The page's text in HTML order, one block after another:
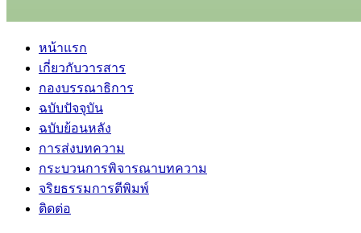
หน้าแรก
เกี่ยวกับวารสาร
กองบรรณาธิการ
ฉบับปัจจุบัน
ฉบับย้อนหลัง
การส่งบทความ
กระบวนการพิจารณาบทความ
จริยธรรมการตีพิมพ์
ติดต่อ